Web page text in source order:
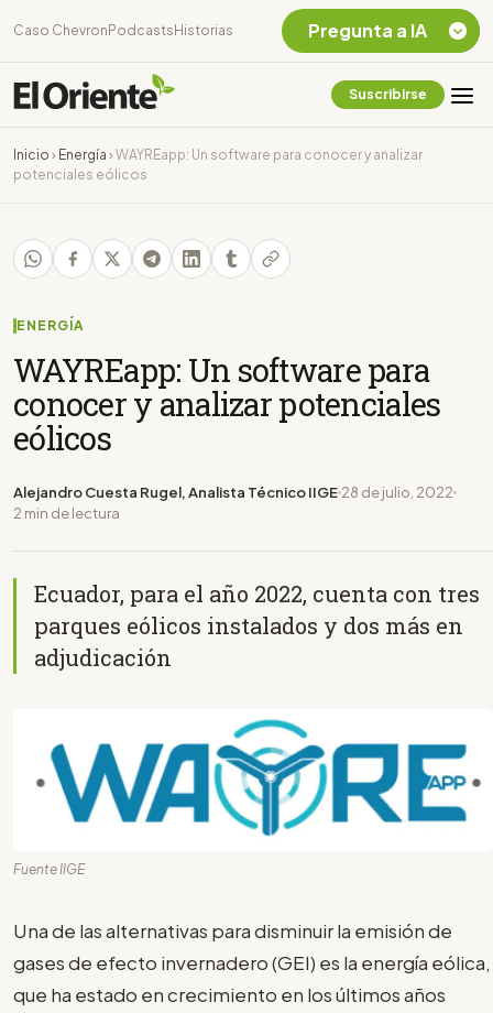
Caso Chevron Podcasts Historias
Suscribirse
Inicio › Energía › WAYREapp: Un software para conocer y analizar
potenciales eólicos
ENERGÍA
WAYREapp: Un software para
conocer y analizar potenciales
eólicos
Alejandro Cuesta Rugel, Analista Técnico IIGE 28 de julio, 2022
2 min de lectura
Ecuador, para el año 2022, cuenta con tres
parques eólicos instalados y dos más en
adjudicación
Fuente IIGE
Una de las alternativas para disminuir la emisión de
gases de efecto invernadero (GEI) es la energía eólica,
que ha estado en crecimiento en los últimos años
Pregunta a IA
Chevron Ecuador